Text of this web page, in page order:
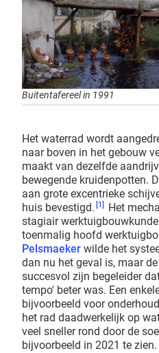
Buitentafereel in 1991
Het waterrad wordt
naar boven in het gebouw
maakt van dezelfde
bewegende kruidenpotten.
aan grote excentrieke
huis bevestigd. [1]
Het
stagiair
toenmalig hoofd
Pelsmaeker wilde het
dan nu het geval is, maar
succesvol zijn begeleider
tempo' beter was. Een
bijvoorbeeld voor
het rad daadwerkelijk op
veel sneller rond door de
bijvoorbeeld in 2021 te zien.